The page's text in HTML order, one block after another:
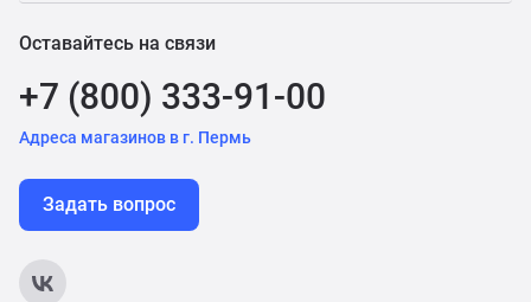
Оставайтесь на связи
+7 (800) 333-91-00
Адреса магазинов в г. Пермь
Задать вопрос